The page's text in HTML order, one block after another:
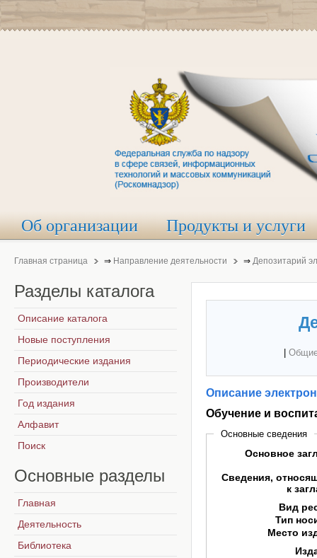
Об организации Продукты и услуги
Главная страница ⇒ Направление деятельности ⇒ Депозитарий
Описание
Обучение и
Основные сведения
Основное
Сведения,
к
Вид
Тип
Место
Разделы каталога
Описание каталога
Новые поступления
Периодические издания
Производители
Год издания
Алфавит
Поиск
Основные разделы
Главная
Деятельность
Библиотека